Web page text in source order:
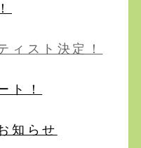
ィスト決定！
ト！
知らせ